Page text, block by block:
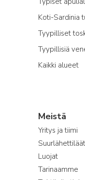
Koti-Sardinia
Tyypilliset
Tyypillisiä
Kaikki alueet
Meistä
Yritys ja tiimi
Suurlähettiläät
Luojat
Tarinaamme